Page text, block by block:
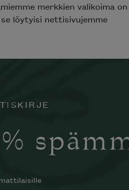
merkkien valikoima on
löytyisi nettisivujemme